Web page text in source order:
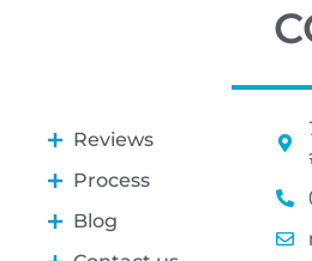
Reviews
Process
Blog